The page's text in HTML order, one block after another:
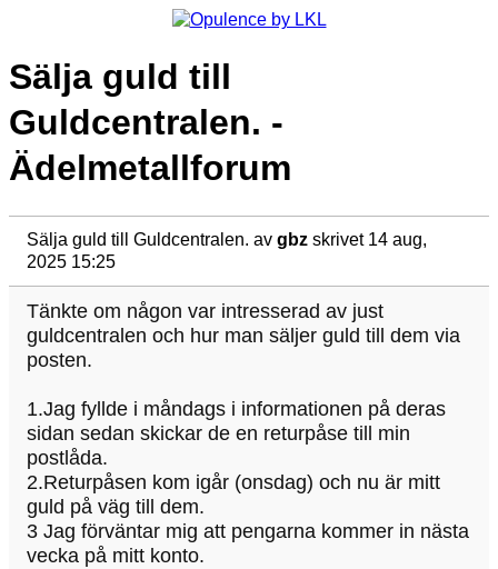
Sälja guld till
Guldcentralen. -
Ädelmetallforum
Sälja guld till Guldcentralen. av gbz skrivet 14 aug,
2025 15:25
Tänkte om någon var intresserad av just
guldcentralen och hur man säljer guld till dem via
posten.
1.Jag fyllde i måndags i informationen på deras
sidan sedan skickar de en returpåse till min
postlåda.
2.Returpåsen kom igår (onsdag) och nu är mitt
guld på väg till dem.
3 Jag förväntar mig att pengarna kommer in nästa
vecka på mitt konto.